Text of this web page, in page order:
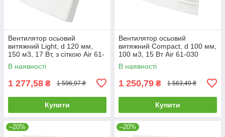
Вентилятор осьовий
витяжний Light, d 120 мм,
150 м3, 17 Вт, з сіткою Air 61-
024
В наявності
1 277,58 ₴ 1 596,97 ₴
Купити
Вентилятор осьовий
витяжний Compact, d 100 мм,
100 м3, 15 Вт Air 61-030
В наявності
1 250,79 ₴ 1 563,49 ₴
Купити
–20% –20%